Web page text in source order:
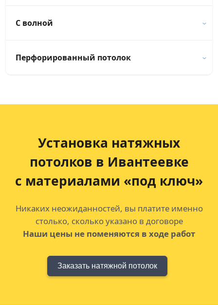
С волной
Перфорированный потолок
Установка натяжных
потолков в Ивантеевке
с материалами «под ключ»
Никаких неожиданностей, вы платите именно
столько, сколько указано в договоре
Наши цены не поменяются в ходе работ
Заказать натяжной потолок